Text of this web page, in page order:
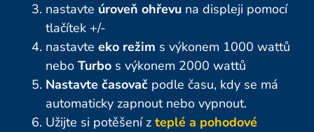
nastavte úroveň ohřevu na displeji pomocí
tlačítek +/-
nastavte eko režim s výkonem 1000 wattů
nebo Turbo s výkonem 2000 wattů
Nastavte časovač podle času, kdy se má
automaticky zapnout nebo vypnout.
Užijte si potěšení z teplé a pohodové